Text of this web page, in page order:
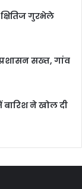
गुरभेले
सख्त, गांव
बारिश ने खोल दी